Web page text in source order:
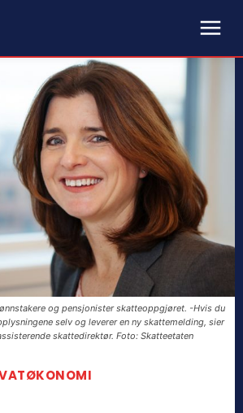
og pensjonister skatteoppgjøret. -Hvis du
selv og leverer en ny skattemelding, sier
skattedirektør. Foto: Skatteetaten